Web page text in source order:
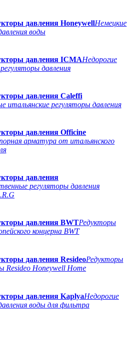
давления HoneywellНемецкие
воды
давления ICMAНедорогие
давления
давления Caleffi
итальянские регуляторы давления
давления Officine
арматура от итальянского
давления
регуляторы давления
давления BWTРедукторы
концерна BWT
давления ResideoРедукторы
Resideo Honeywell Home
давления KaplyaНедорогие
воды для фильтра